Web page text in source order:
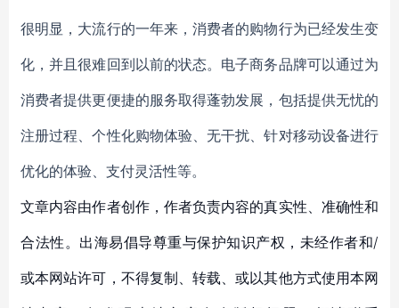
很明显，大流行的一年来， 消费者的购物行为已经发生变
化，并且很难回到以前的状态。电子商务品牌可以通过为
消费者提供更便捷的服务取得蓬勃发展 ， 包括提供无忧的
注册过程、个性化购物体验、无干扰、针对移动设备进行
优化的体验、 支付灵活性等。
文章内容由作者创作，作者负责内容的真实性、准确性和
合法性。出海易倡导尊重与保护知识产权，未经作者和/
或本网站许可，不得复制、转载、或以其他方式使用本网